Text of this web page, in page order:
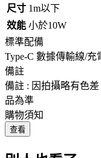
尺寸 1m以下
效能 小於10W
標準配備
Type-C 數據傳輸線/充
備註
備註 : 因拍攝略有色
品為準
購物須知
查看